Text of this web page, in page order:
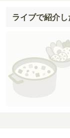
ライブで紹介